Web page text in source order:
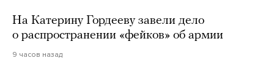
На Катерину Гордееву завели дело
о распространении «фейков» об армии
9 часов назад